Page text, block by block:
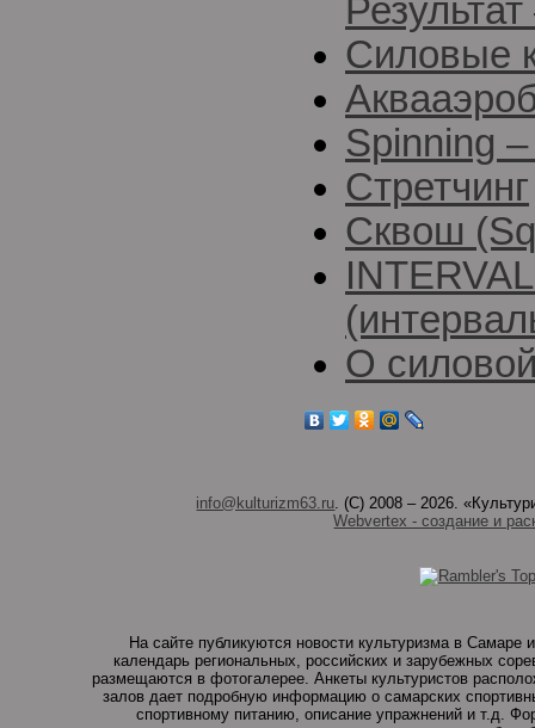
Силовые
Spinning
Стретчинг
Сквош
О
info@kulturizm63.ru . (C) 2008 – 2026.
Webvertex - создание и
На сайте публикуются новости культуризма в
календарь региональных, российских и зарубежных
размещаются в фотогалерее. Анкеты культуристов
залов дает подробную информацию о самарских
спортивному питанию, описание упражнений и т.д.